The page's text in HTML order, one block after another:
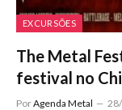
EXCURSÕES
The Metal
festival no
PorAgenda Metal